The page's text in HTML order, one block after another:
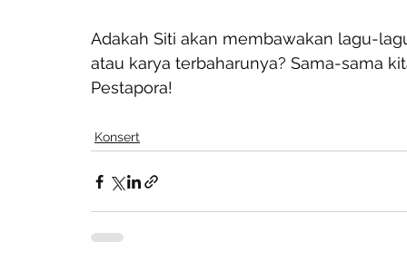
Adakah Siti akan membawakan lagu-
atau karya terbaharunya? Sama-sama
Pestapora!
Konsert